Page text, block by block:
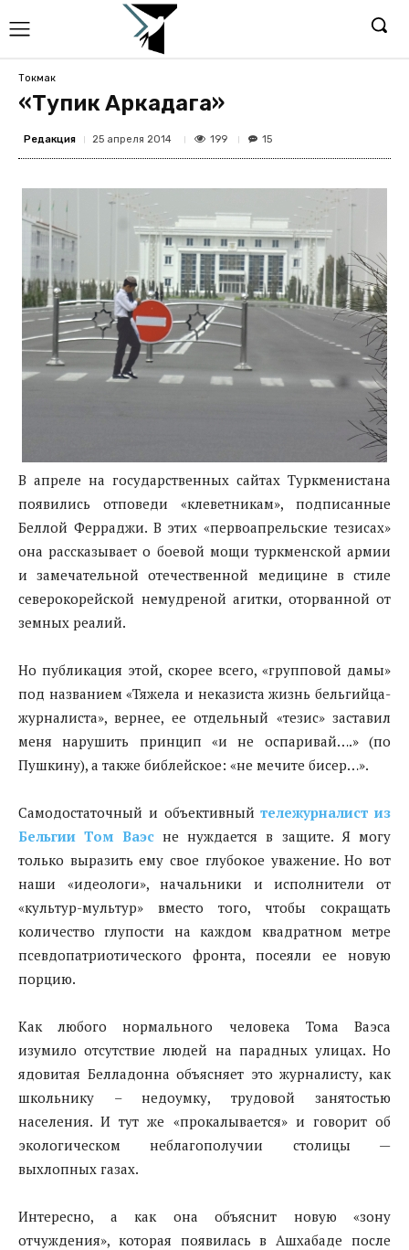
Токмак
«Тупик Аркадага»
Редакция 25 апреля 2014 199 15
В апреле на государственных сайтах Туркменистана
появились отповеди «клеветникам», подписанные
Беллой Ферраджи. В этих «первоапрельские тезисах»
она рассказывает о боевой мощи туркменской армии
и замечательной отечественной медицине в стиле
северокорейской немудреной агитки, оторванной от
земных реалий.
Но публикация этой, скорее всего, «групповой дамы»
под названием «Тяжела и неказиста жизнь бельгийца-
журналиста», вернее, ее отдельный «тезис» заставил
меня нарушить принцип «и не оспаривай….» (по
Пушкину), а также библейское: «не мечите бисер…».
Самодостаточный и объективныйтележурналист из
Бельгии Том Ваэсне нуждается в защите. Я могу
только выразить ему свое глубокое уважение. Но вот
наши «идеологи», начальники и исполнители от
«культур-мультур» вместо того, чтобы сокращать
количество глупости на каждом квадратном метре
псевдопатриотического фронта, посеяли ее новую
порцию.
Как любого нормального человека Тома Ваэса
изумило отсутствие людей на парадных улицах. Но
ядовитая Белладонна объясняет это журналисту, как
школьнику – недоумку, трудовой занятостью
населения. И тут же «прокалывается» и говорит об
экологическом неблагополучии столицы —
выхлопных газах.
Интересно, а как она объяснит новую «зону
отчуждения», которая появилась в Ашхабаде после